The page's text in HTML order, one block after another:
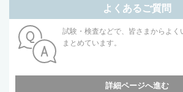
よくあるご質問
試験・検査などで、皆さまからよく
まとめています。
詳細ページへ進む